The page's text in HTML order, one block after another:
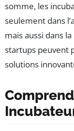
somme, les
seulement dans
mais aussi dans
startups peuvent
solutions